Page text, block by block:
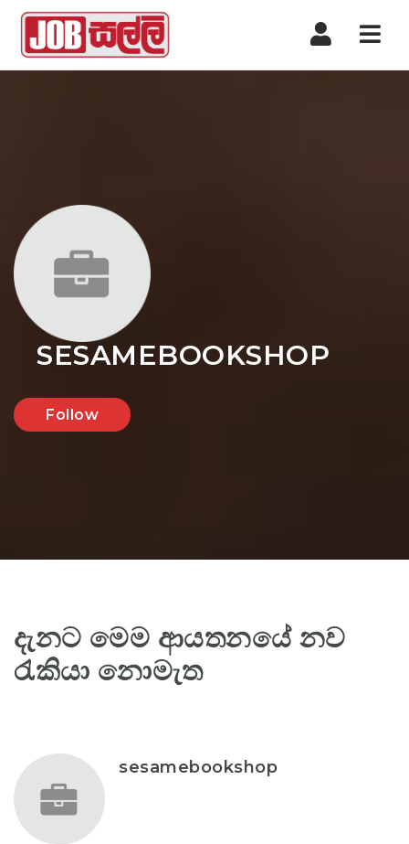
SESAMEBOOKSHOP
Follow
දැනට මෙම ආයතනයේ නව
රැකියා නොමැත
sesamebookshop